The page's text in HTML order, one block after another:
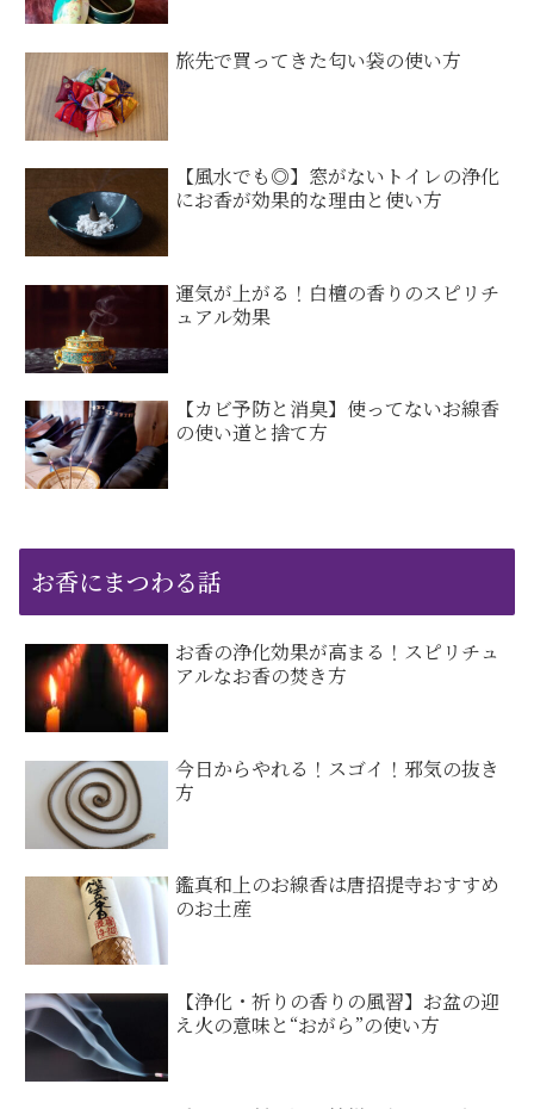
旅先で買ってきた匂い袋の使い方
【風水でも◎】窓がないトイレの浄化
にお香が効果的な理由と使い方
運気が上がる！白檀の香りのスピリチ
ュアル効果
【カビ予防と消臭】使ってないお線香
の使い道と捨て方
お香にまつわる話
お香の浄化効果が高まる！スピリチュ
アルなお香の焚き方
今日からやれる！スゴイ！邪気の抜き
方
鑑真和上のお線香は唐招提寺おすすめ
のお土産
【浄化・祈りの香りの風習】お盆の迎
え火の意味と“おがら”の使い方